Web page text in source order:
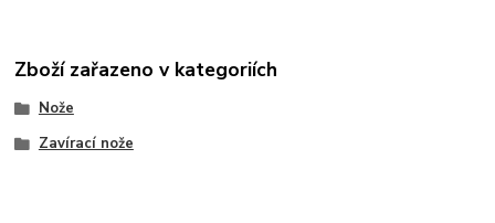
Zboží zařazeno v kategoriích
Nože
Zavírací nože